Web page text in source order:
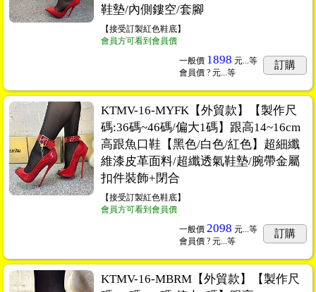
鞋墊/內側鏤空/套腳
【接受訂製紅色鞋底】
會員方可看到會員價
一般價 1898 元...等
會員價 ? 元...等
訂購
KTMV-16-MYFK【外貿款】【製作尺
碼:36碼~46碼/偏大1碼】跟高14~16cm
高跟魚口鞋【黑色/白色/紅色】超細纖
維漆皮革面料/超纖透氣鞋墊/腕帶金屬
扣件裝飾+閉合
【接受訂製紅色鞋底】
會員方可看到會員價
一般價 2098 元...等
會員價 ? 元...等
訂購
KTMV-16-MBRM【外貿款】【製作尺